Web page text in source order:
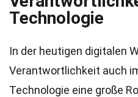
Technologie
In der heutigen digitalen
Verantwortlichkeit auch
Technologie eine große